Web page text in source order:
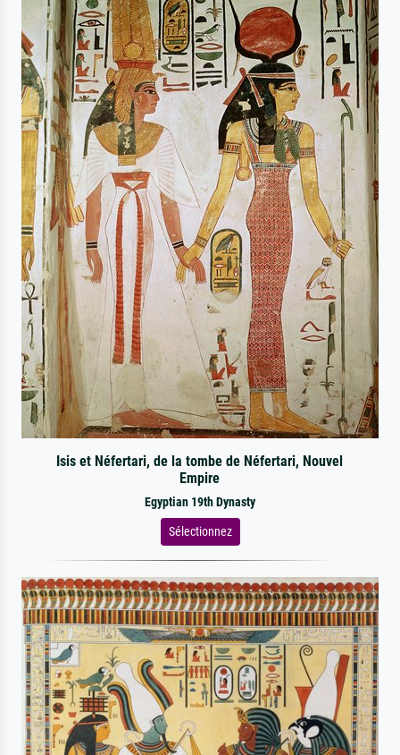
Isis et Néfertari, de la tombe de Néfertari, Nouvel
Empire
Egyptian 19th Dynasty
Sélectionnez